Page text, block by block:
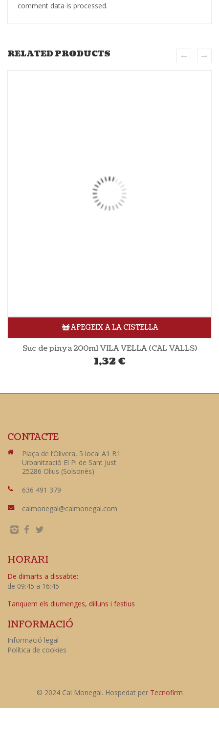
comment data is processed.
RELATED PRODUCTS
AFEGEIX A LA CISTELLA
Suc de pinya 200ml VILA VELLA (CAL VALLS)
1,32€
CONTACTE
Plaça de l’Olivera, 5 local A1 B1
Urbanització El Pi de Sant Just
25286 Olius (Solsonès)
636 491 379
calmonegal@calmonegal.com
HORARI
De dimarts a dissabte:
de 09:45 a 16:45
Tanquem els diumenges, dilluns i festius
INFORMACIÓ
Informació legal
Política de cookies
© 2024 Cal Monegal. Hospedat per Tecnofirm